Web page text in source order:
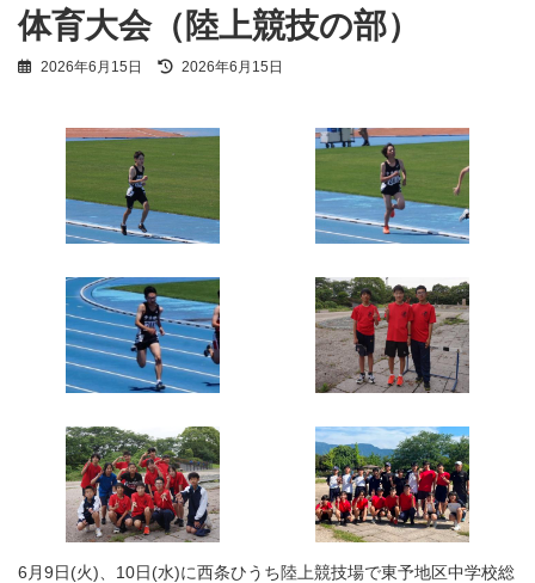
体育大会（陸上競技の部）
2026年6月15日
最
新
2026年6月15日
6月9日(火)、10日(水)に西条ひうち陸上競技場で東予地区中学校総